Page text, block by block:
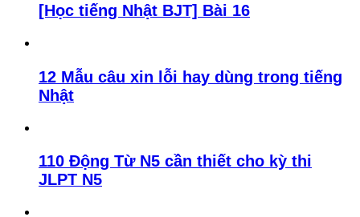
[Học tiếng Nhật BJT] Bài 16
12 Mẫu câu xin lỗi hay dùng trong tiếng
Nhật
110 Động Từ N5 cần thiết cho kỳ thi
JLPT N5